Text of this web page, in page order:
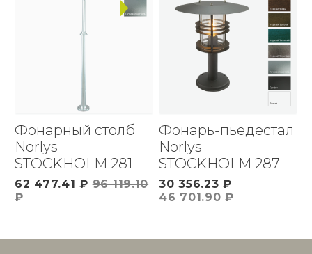
Фонарный столб
Norlys
STOCKHOLM 281
62 477.41 ₽96 119.10
₽
Фонарь-пьедестал
Norlys
STOCKHOLM 287
30 356.23 ₽
46 701.90 ₽